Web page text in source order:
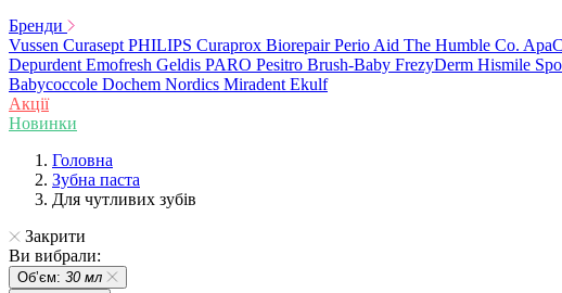
Бренди
Vussen Curasept PHILIPS Curaprox Biorepair Perio Aid The Humble Co.
Depurdent Emofresh Geldis PARO Pesitro Brush-Baby FrezyDerm Hismile
Babycoccole Dochem Nordics Miradent Ekulf
Акції
Новинки
Головна
Зубна паста
Для чутливих зубів
Закрити
Ви вибрали:
Обʼєм: 30 мл